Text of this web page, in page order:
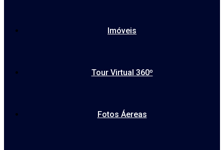
Imóveis
Tour Virtual 360º
Fotos Áereas